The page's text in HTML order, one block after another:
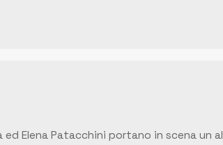
ed Elena Patacchini portano in scena un